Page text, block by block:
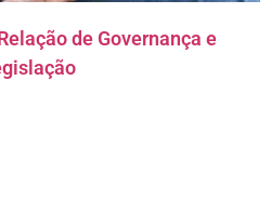
de Governança e